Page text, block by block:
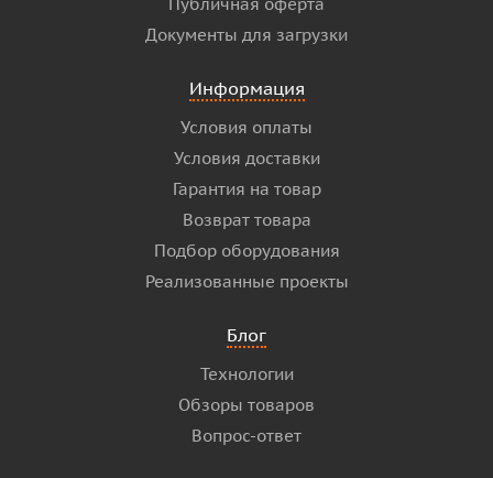
Документы для загрузки
Информация
Условия оплаты
Условия доставки
Гарантия на товар
Возврат товара
Подбор оборудования
Реализованные проекты
Блог
Технологии
Обзоры товаров
Вопрос-ответ